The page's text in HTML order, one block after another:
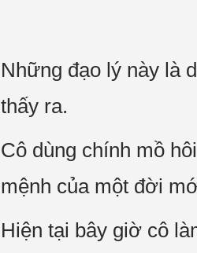
Những đạo lý này là
thấy ra.
Cô dùng chính mồ
mệnh của một đời
Hiện tại bây giờ cô